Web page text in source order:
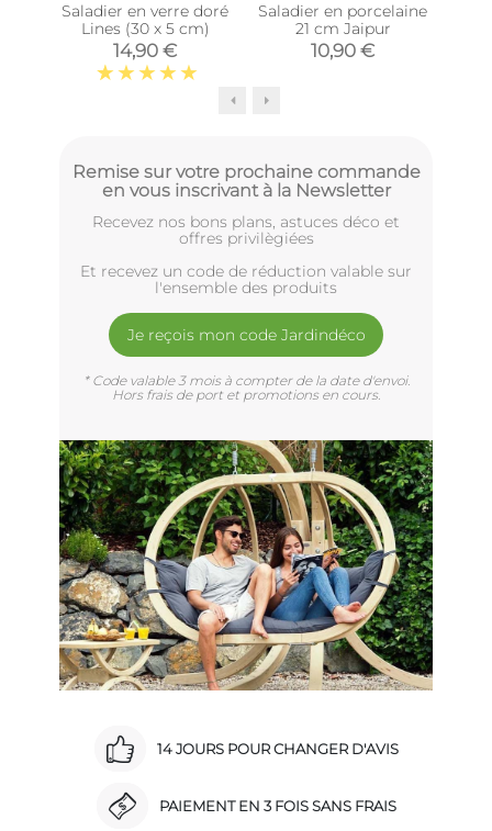
Saladier en verre doré
Lines (30 x 5 cm)
14,90 €
Saladier en porcelaine
21 cm Jaipur
10,90 €
Remise sur votre prochaine commande
en vous inscrivant à la Newsletter
Recevez nos bons plans, astuces déco et
offres privilègiées
Et recevez un code de réduction valable sur
l'ensemble des produits
Je reçois mon code Jardindéco
* Code valable 3 mois à compter de la date d'envoi.
Hors frais de port et promotions en cours.
14 JOURS POUR CHANGER D'AVIS
PAIEMENT EN 3 FOIS SANS FRAIS